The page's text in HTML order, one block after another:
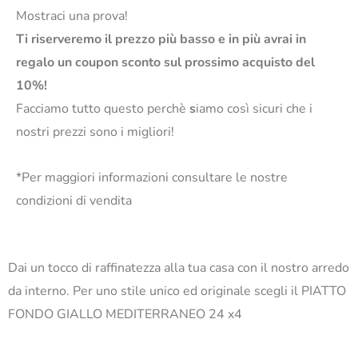
Mostraci una prova!
Ti riserveremo il prezzo più basso e in più avrai in
regalo un coupon sconto sul prossimo acquisto del
10%!
Facciamo tutto questo perchè siamo così sicuri che i
nostri prezzi sono i migliori!
*Per maggiori informazioni consultare le nostre
condizioni di vendita
Dai un tocco di raffinatezza alla tua casa con il nostro arredo
da interno. Per uno stile unico ed originale scegli il PIATTO
FONDO GIALLO MEDITERRANEO 24 x4